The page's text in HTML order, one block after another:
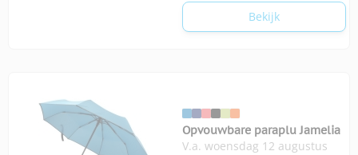
Bekijk
Opvouwbare paraplu Jamelia
V.a. woensdag 12 augustus